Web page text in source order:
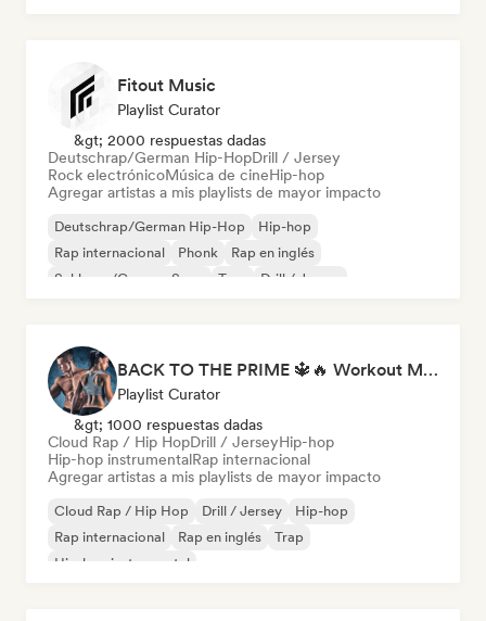
Fitout Music
Playlist Curator
&gt; 2000 respuestas dadas
Deutschrap/German Hip-HopDrill / Jersey
Rock electrónicoMúsica de cineHip-hop
Agregar artistas a mis playlists de mayor impacto
Deutschrap/German Hip-Hop
Hip-hop
Rap internacional
Phonk
Rap en inglés
Schlager/German Song
Trap Drill / Jersey
BACK TO THE PRIME 🔱🔥 Workout Motivation Playlist
Playlist Curator
&gt; 1000 respuestas dadas
Cloud Rap / Hip HopDrill / JerseyHip-hop
Hip-hop instrumentalRap internacional
Agregar artistas a mis playlists de mayor impacto
Cloud Rap / Hip Hop Drill / Jersey
Hip-hop
Rap internacional
Rap en inglés
Trap
Hip-hop instrumental